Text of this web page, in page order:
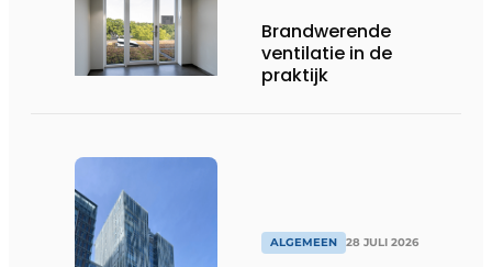
Brandwerende
ventilatie in de
praktijk
ALGEMEEN 28 JULI 2026